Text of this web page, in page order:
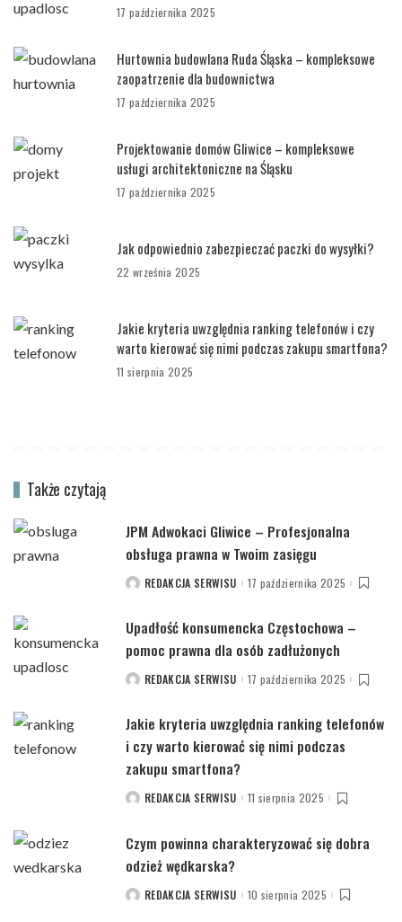
17 października 2025
Hurtownia budowlana Ruda Śląska – kompleksowe
zaopatrzenie dla budownictwa
17 października 2025
Projektowanie domów Gliwice – kompleksowe
usługi architektoniczne na Śląsku
17 października 2025
Jak odpowiednio zabezpieczać paczki do wysyłki?
22 września 2025
Jakie kryteria uwzględnia ranking telefonów i czy
warto kierować się nimi podczas zakupu smartfona?
11 sierpnia 2025
Także czytają
JPM Adwokaci Gliwice – Profesjonalna
obsługa prawna w Twoim zasięgu
POSTEDREDAKCJA SERWISU 17 października 2025
Upadłość konsumencka Częstochowa –
pomoc prawna dla osób zadłużonych
POSTEDREDAKCJA SERWISU 17 października 2025
Jakie kryteria uwzględnia ranking telefonów
i czy warto kierować się nimi podczas
zakupu smartfona?
POSTEDREDAKCJA SERWISU 11 sierpnia 2025
Czym powinna charakteryzować się dobra
odzież wędkarska?
POSTEDREDAKCJA SERWISU 10 sierpnia 2025